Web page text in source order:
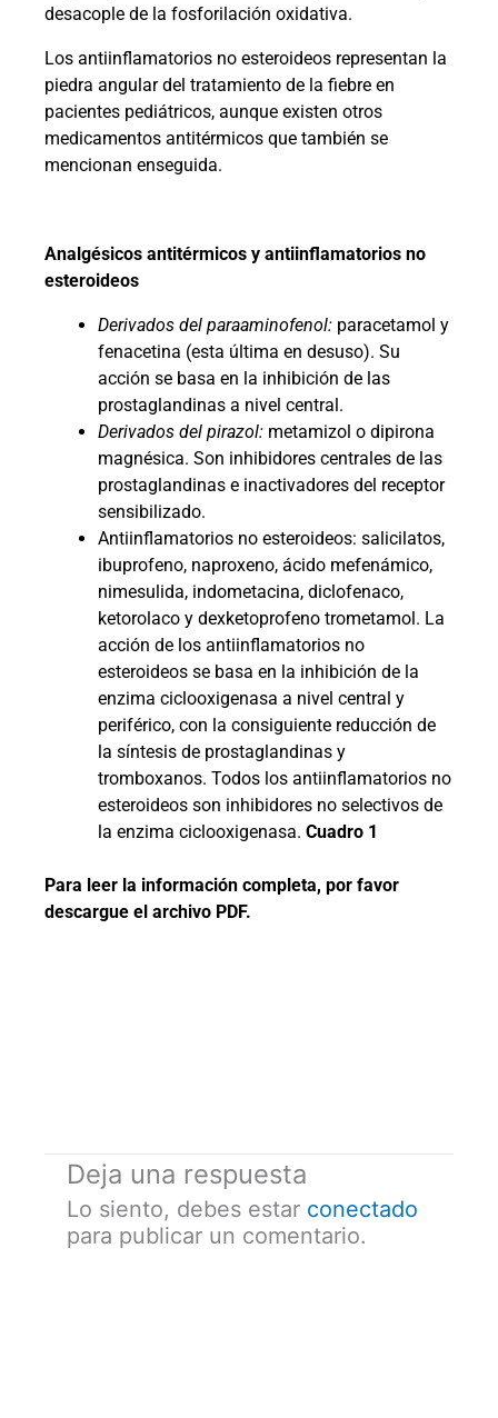
desacople de la fosforilación oxidativa.
Los antiinflamatorios no esteroideos representan la
piedra angular del tratamiento de la fiebre en
pacientes pediátricos, aunque existen otros
medicamentos antitérmicos que también se
mencionan enseguida.
Analgésicos antitérmicos y antiinflamatorios no
esteroideos
Derivados del paraaminofenol: paracetamol y
fenacetina (esta última en desuso). Su
acción se basa en la inhibición de las
prostaglandinas a nivel central.
Derivados del pirazol: metamizol o dipirona
magnésica. Son inhibidores centrales de las
prostaglandinas e inactivadores del receptor
sensibilizado.
Antiinflamatorios no esteroideos: salicilatos,
ibuprofeno, naproxeno, ácido mefenámico,
nimesulida, indometacina, diclofenaco,
ketorolaco y dexketoprofeno trometamol. La
acción de los antiinflamatorios no
esteroideos se basa en la inhibición de la
enzima ciclooxigenasa a nivel central y
periférico, con la consiguiente reducción de
la síntesis de prostaglandinas y
tromboxanos. Todos los antiinflamatorios no
esteroideos son inhibidores no selectivos de
la enzima ciclooxigenasa. Cuadro 1
Para leer la información completa, por favor
descargue el archivo PDF.
Deja una respuesta
Lo siento, debes estar conectado
para publicar un comentario.